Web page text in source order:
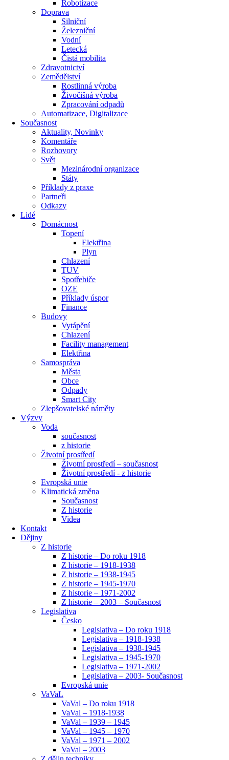
Robotizace
Doprava
Silniční
Železniční
Vodní
Letecká
Čistá mobilita
Zdravotnictví
Zemědělství
Rostlinná výroba
Živočišná výroba
Zpracování odpadů
Automatizace, Digitalizace
Současnost
Aktuality, Novinky
Komentáře
Rozhovory
Svět
Mezinárodní organizace
Státy
Příklady z praxe
Partneři
Odkazy
Lidé
Domácnost
Topení
Elektřina
Plyn
Chlazení
TUV
Spotřebiče
OZE
Příklady úspor
Finance
Budovy
Vytápění
Chlazení
Facility management
Elektřina
Samospráva
Města
Obce
Odpady
Smart City
Zlepšovatelské náměty
Výzvy
Voda
současnost
z historie
Životní prostředí
Životní prostředí – současnost
Životní prostředí ​- z historie
Evropská unie
Klimatická změna
Současnost
Z historie
Videa
Kontakt
Dějiny
Z historie
Z historie – Do roku 1918
Z historie – 1918-1938
Z historie – 1938-1945
Z historie – 1945-1970
Z historie – 1971-2002
Z historie – 2003 – Současnost
Legislativa
Česko
Legislativa – Do roku 1918
Legislativa – 1918-1938
Legislativa – 1938-1945
Legislativa – 1945-1970
Legislativa – 1971-2002
Legislativa – 2003- Současnost
Evropská unie
VaVaL
VaVal – Do roku 1918
VaVal – 1918-1938
VaVal – 1939 – 1945
VaVal – 1945 – 1970
VaVal – 1971 – 2002
VaVal – 2003